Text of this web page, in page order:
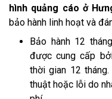
hình quảng cáo ở
bảo hành linh hoạt và
Bảo hành 12
được cung cấp
thời gian 12
thuật hoặc lỗi do